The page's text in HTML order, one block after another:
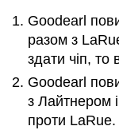
Goodearl
разом з
здати чіп, то
Goodearl
з Лайтнером
проти LaRue.